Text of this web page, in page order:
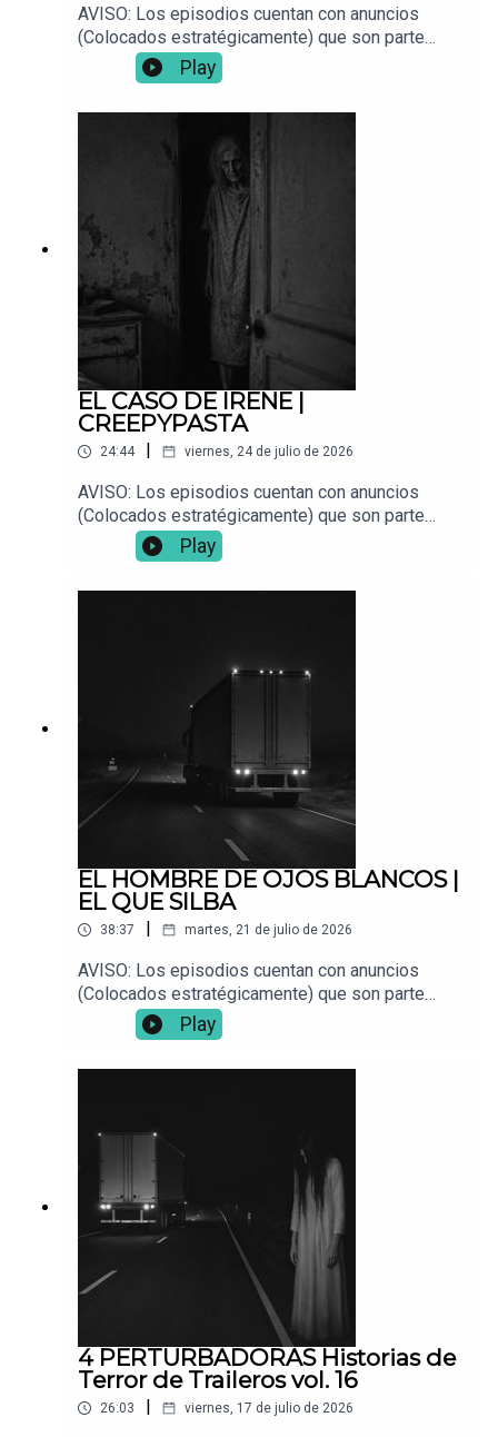
AVISO: Los episodios cuentan con anuncios
(Colocados estratégicamente) que son parte
fundamental para que este proyecto siga en pie.
📌 ¿Tienes una experiencia paranormal? Envíala a:
Vocesdelabismo@gmail.com🎧 Para mejor
inmersión, usa audífonos.
Play
EL CASO DE IRENE |
CREEPYPASTA
24:44 viernes, 24 de julio de 2026
AVISO: Los episodios cuentan con anuncios
(Colocados estratégicamente) que son parte
fundamental para que este proyecto siga en pie.
📌 ¿Tienes una experiencia paranormal? Envíala a:
Vocesdelabismo@gmail.com🎧 Para mejor
Play
EL HOMBRE DE OJOS BLANCOS |
EL QUE SILBA
38:37 martes, 21 de julio de 2026
AVISO: Los episodios cuentan con anuncios
(Colocados estratégicamente) que son parte
fundamental para que este proyecto siga en pie.
📌 ¿Tienes una experiencia paranormal? Envíala a:
Vocesdelabismo@gmail.com
Play
4 PERTURBADORAS Historias de
Terror de Traileros vol. 16
26:03 viernes, 17 de julio de 2026